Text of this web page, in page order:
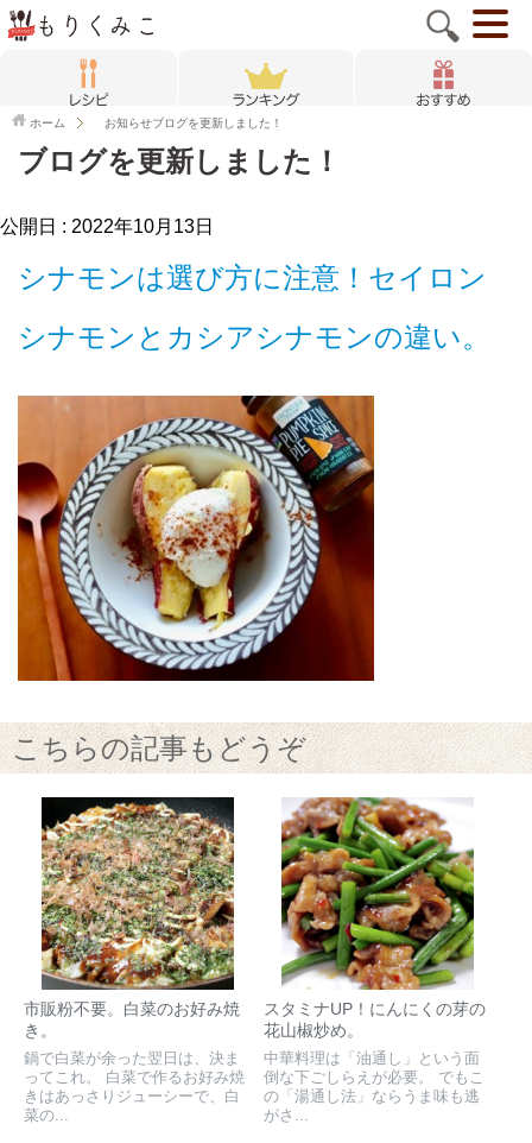
ホーム お知らせブログを更新しました！
ブログを更新しました！
公開日 : 2022年10月13日
シナモンは選び方に注意！セイロン
シナモンとカシアシナモンの違い。
こちらの記事もどうぞ
市販粉不要。白菜のお好み焼
き。
鍋で白菜が余った翌日は、決ま
ってこれ。 白菜で作るお好み焼
きはあっさりジューシーで、白
菜の...
スタミナUP！にんにくの芽の
花山椒炒め。
中華料理は「油通し」という面
倒な下ごしらえが必要。 でもこ
の「湯通し法」ならうま味も逃
がさ...